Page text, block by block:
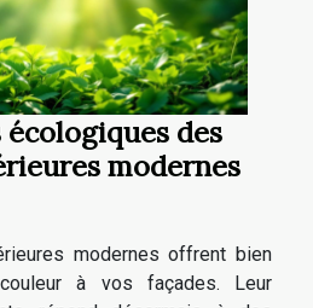
écologiques des
modernes
modernes offrent bien
à vos façades. Leur